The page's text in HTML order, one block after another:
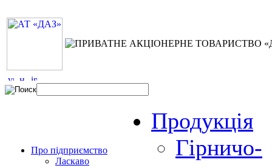
Про підприємство
Ласкаво
Продукція
Гірничо-